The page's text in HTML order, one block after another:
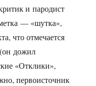
и пародист
— «шутка»,
что отмечается
дожил
«Отклики»,
первоисточник